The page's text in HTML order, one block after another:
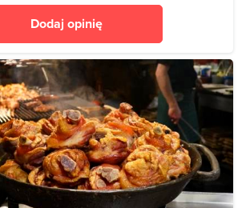
Dodaj opinię